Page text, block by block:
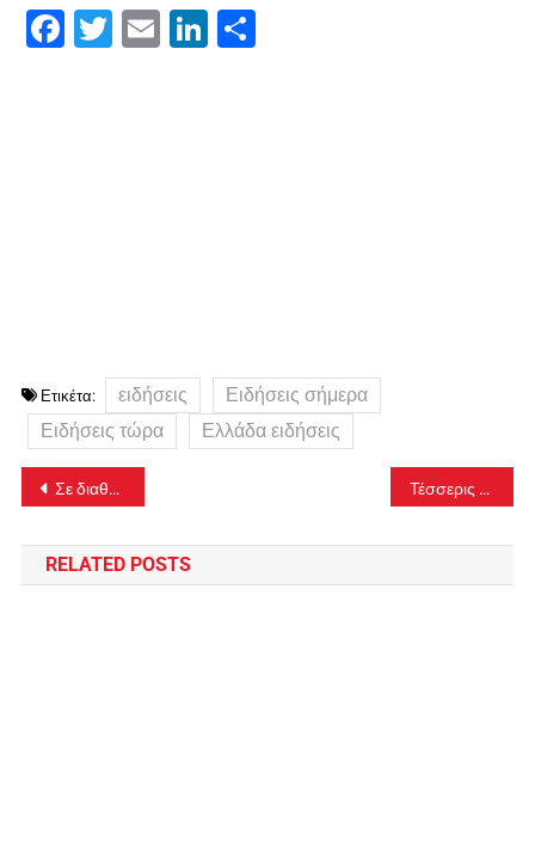
Facebook
Twitter Email LinkedIn
Ετικέτα: ειδήσεις
Ειδήσεις σήμερα
Ειδήσεις τώρα
Ελλάδα ειδήσεις
Πλοήγηση
άρθρων
Σε διαθεσιμότητα ο συνοδός του Προαστιακού που πήρε χρήματα από επιβάτη Τέσσερις ύποπτοι στο… κάδρο της Αστυνομίας
RELATED POSTS